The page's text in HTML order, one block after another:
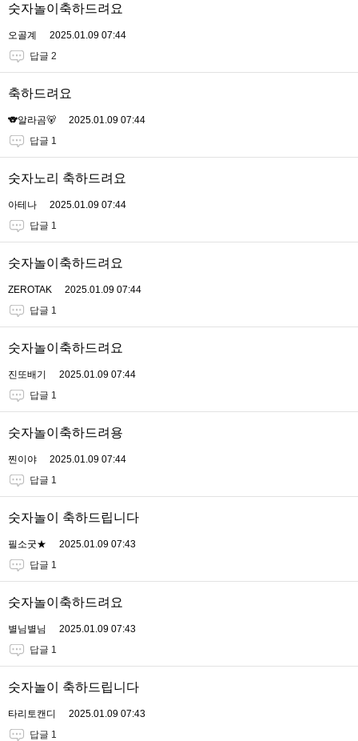
숫자놀이축하드려요
오골계
2025.01.09 07:44
답글 2
축하드려요
🐨알라곰🐻
2025.01.09 07:44
답글 1
숫자노리 축하드려요
아테나
2025.01.09 07:44
답글 1
숫자놀이축하드려요
ZEROTAK
2025.01.09 07:44
답글 1
숫자놀이축하드려요
진또배기
2025.01.09 07:44
답글 1
숫자놀이축하드려용
찐이야
2025.01.09 07:44
답글 1
숫자놀이 축하드립니다
필소굿★
2025.01.09 07:43
답글 1
숫자놀이축하드려요
별님별님
2025.01.09 07:43
답글 1
숫자놀이 축하드립니다
타리토캔디
2025.01.09 07:43
답글 1